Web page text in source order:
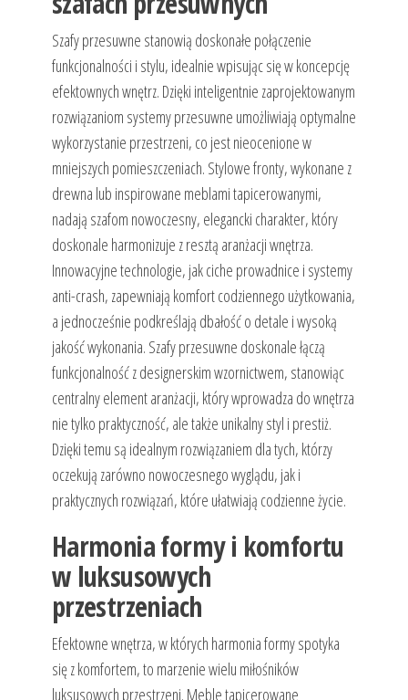
Szafy przesuwne stanowią doskonałe połączenie
funkcjonalności i stylu, idealnie wpisując się w koncepcję
efektownych wnętrz. Dzięki inteligentnie zaprojektowanym
rozwiązaniom systemy przesuwne umożliwiają optymalne
wykorzystanie przestrzeni, co jest nieocenione w
mniejszych pomieszczeniach. Stylowe fronty, wykonane z
drewna lub inspirowane meblami tapicerowanymi,
nadają szafom nowoczesny, elegancki charakter, który
doskonale harmonizuje z resztą aranżacji wnętrza.
Innowacyjne technologie, jak ciche prowadnice i systemy
anti-crash, zapewniają komfort codziennego użytkowania,
a jednocześnie podkreślają dbałość o detale i wysoką
jakość wykonania. Szafy przesuwne doskonale łączą
funkcjonalność z designerskim wzornictwem, stanowiąc
centralny element aranżacji, który wprowadza do wnętrza
nie tylko praktyczność, ale także unikalny styl i prestiż.
Dzięki temu są idealnym rozwiązaniem dla tych, którzy
oczekują zarówno nowoczesnego wyglądu, jak i
praktycznych rozwiązań, które ułatwiają codzienne życie.
Harmonia formy i komfortu
w luksusowych
przestrzeniach
Efektowne wnętrza, w których harmonia formy spotyka
się z komfortem, to marzenie wielu miłośników
luksusowych przestrzeni. Meble tapicerowane